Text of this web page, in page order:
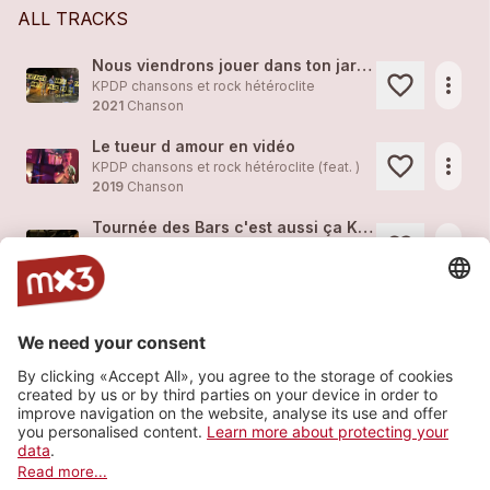
ALL TRACKS
Nous viendrons jouer dans ton jardin !
KPDP chansons et rock hétéroclite
2021 Chanson
more_horiz
Le tueur d amour en vidéo
KPDP chansons et rock hétéroclite (feat. )
2019 Chanson
more_horiz
Tournée des Bars c'est aussi ça KPDP
2019
2019Rock
Le kamikaze
KPDP chansons et rock hétéroclite
2019Rock
more_horiz